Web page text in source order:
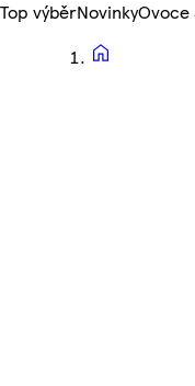
Top výběrNovinkyOvoce